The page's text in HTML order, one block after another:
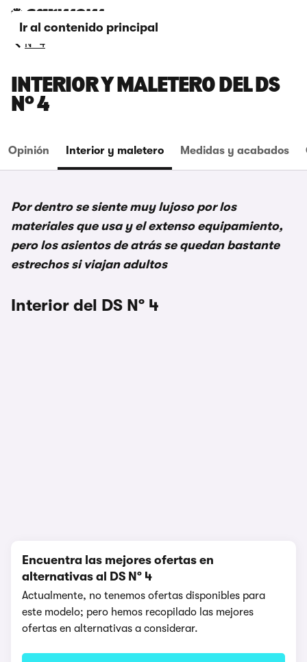
Ir al contenido principal
Nº 4
INTERIOR Y MALETERO DEL DS
Nº 4
Opinión Interior y maletero Medidas y acabados
Por dentro se siente muy lujoso por los
materiales que usa y el extenso equipamiento,
pero los asientos de atrás se quedan bastante
estrechos si viajan adultos
Interior del DS Nº 4
Encuentra las mejores ofertas en
alternativas al DS Nº 4
Actualmente, no tenemos ofertas disponibles para
este modelo; pero hemos recopilado las mejores
ofertas en alternativas a considerar.